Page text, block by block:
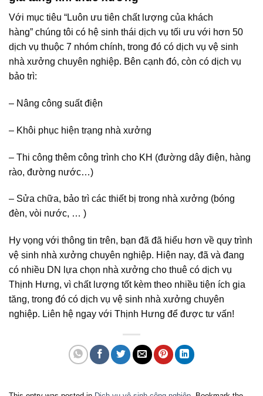
Với mục tiêu “Luôn ưu tiên chất lượng của khách
hàng” chúng tôi có hệ sinh thái dịch vụ tối ưu với hơn 50
dịch vụ thuộc 7 nhóm chính, trong đó có dịch vụ vệ sinh
nhà xưởng chuyên nghiệp. Bên cạnh đó, còn có dịch vụ
bảo trì:
– Nâng công suất điện
– Khôi phục hiện trạng nhà xưởng
– Thi công thêm công trình cho KH (đường dây điện, hàng
rào, đường nước…)
– Sửa chữa, bảo trì các thiết bị trong nhà xưởng (bóng
đèn, vòi nước, … )
Hy vọng với thông tin trên, bạn đã đã hiểu hơn về quy trình
vệ sinh nhà xưởng chuyên nghiệp. Hiện nay, đã và đang
có nhiều DN lựa chọn nhà xưởng cho thuê có dịch vụ
Thịnh Hưng, vì chất lượng tốt kèm theo nhiều tiện ích gia
tăng, trong đó có dịch vụ vệ sinh nhà xưởng chuyên
nghiệp. Liên hệ ngay với Thịnh Hưng để được tư vấn!